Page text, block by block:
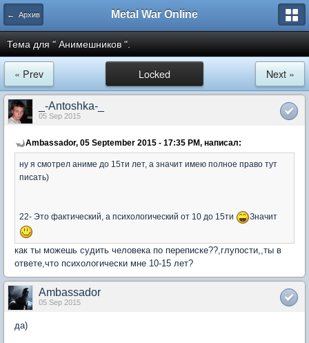
← Архив Metal War Online
Тема для " Анимешников ".
Locked
« Prev Next »
_-Antoshka-_
05 Sep 2015
Ambassador, 05 September 2015 - 17:35 PM, написал:
ну я смотрел аниме до 15ти лет, а значит имею полное право тут
писать)
22- Это фактический, а психологический от 10 до 15ти Значит
как ты можешь судить человека по переписке??,глупости,,ты в
ответе,что психологически мне 10-15 лет?
Ambassador
05 Sep 2015
да)